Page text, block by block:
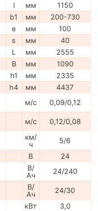
l мм
1150
b1 мм
200-730
e мм
100
s мм
40
L мм
2555
B мм
1090
h1 мм
2335
h4 мм
4437
м/с
0,09/0,12
м/с
0,12/0,08
км/
ч
5/6
В
24
В/
Ач
24/240
В/
Ач
24/30
кВт 3,0